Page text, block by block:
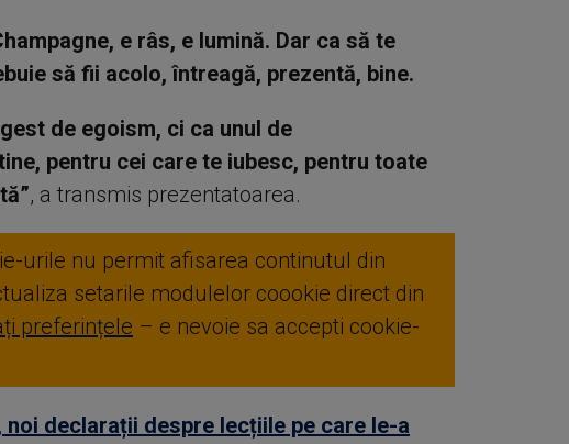
e râs, e lumină. Dar ca să te
să fii acolo, întreagă, prezentă, bine.
de egoism, ci ca unul de
pentru cei care te iubesc, pentru toate
, a transmis prezentatoarea.
urile nu permit afisarea continutul din
setarile modulelor coookie direct din
preferințele – e nevoie sa accepti cookie-
noi declarații despre lecțiile pe care le-a